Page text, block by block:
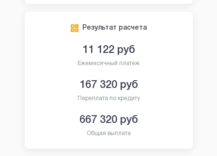
Результат расчета
11 122руб
Ежемесячный платеж
167 320руб
Переплата по кредиту
667 320руб
Общая выплата